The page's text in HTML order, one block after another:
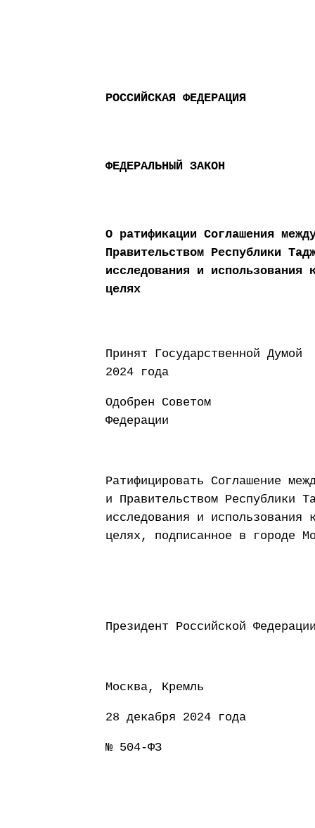
РОССИЙСКАЯ ФЕДЕРАЦИЯ
ФЕДЕРАЛЬНЫЙ ЗАКОН
О ратификации Соглашения
Правительством Республики
исследования и использования
целях
Принят
2024 года
Одобрен Советом
Федерации 20
Ратифицировать Соглашение
и Правительством Республики
исследования и использования
целях, подписанное в городе
Президент
Москва, Кремль
28 декабря 2024 года
№ 504-ФЗ